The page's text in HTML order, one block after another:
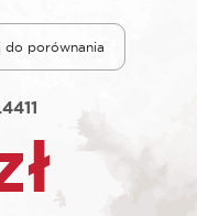
do porównania